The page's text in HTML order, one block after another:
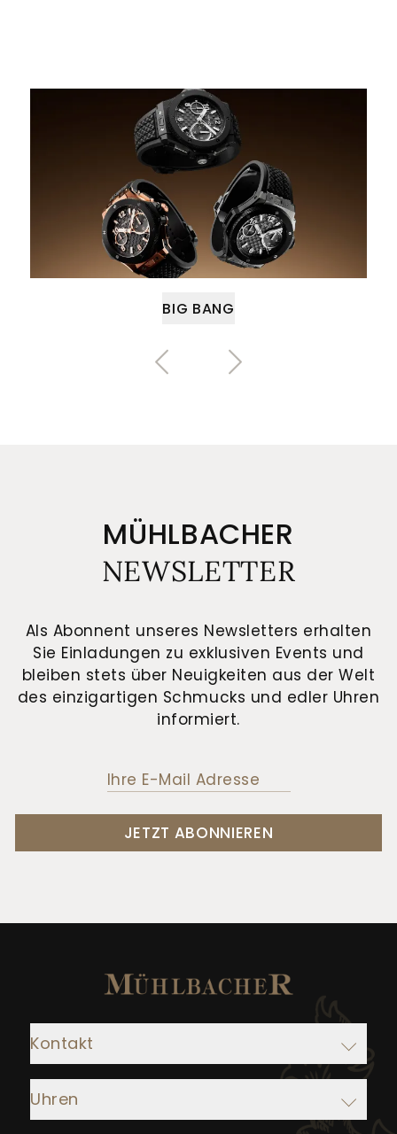
Weiter zu Big Bang
BIG BANG
MÜHLBACHER
NEWSLETTER
Als Abonnent unseres Newsletters erhalten
Sie Einladungen zu exklusiven Events und
bleiben stets über Neuigkeiten aus der Welt
des einzigartigen Schmucks und edler Uhren
informiert.
JETZT ABONNIEREN
Kontakt
Adresse:
Juwelier Mühlbacher
Uhren